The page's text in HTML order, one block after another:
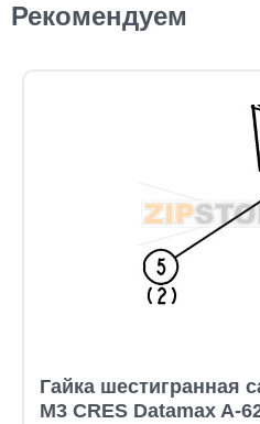
Рекомендуем
Гайка шестигранная
М3 CRES Datamax A-